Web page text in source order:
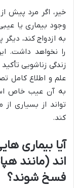
خیر، اگر مرد پیش
وجود بیماری یا
به ازدواج کند،
را نخواهد داشت.
زندگی زناشویی
علم و اطلاع کامل
به آن عیب خاص
تواند از بسیاری
کند.
آیا بیماری
فسخ شوند؟